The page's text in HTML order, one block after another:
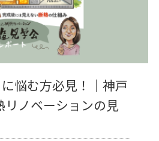
悩む方必見！｜神戸
ノベーションの見